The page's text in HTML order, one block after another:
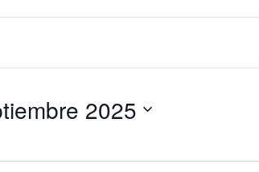
19 septiembre 2025